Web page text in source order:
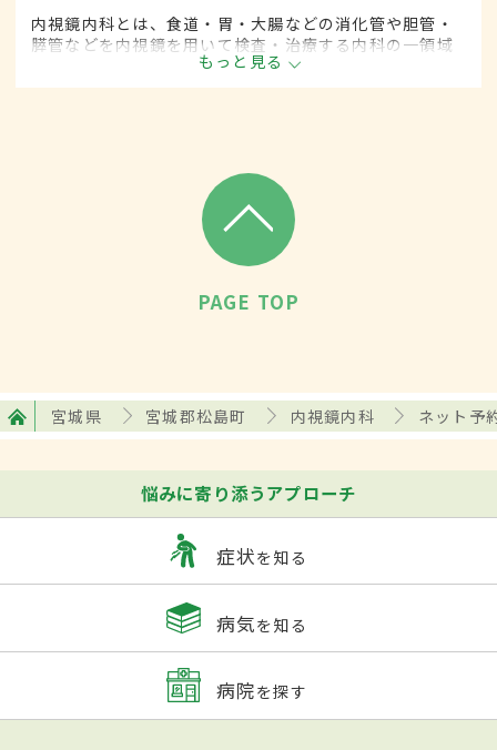
内視鏡内科とは、食道・胃・大腸などの消化管や胆管・
膵管などを内視鏡を用いて検査・治療する内科の一領域
もっと見る
PAGE TOP
宮城県 宮城郡松島町 内視鏡内科 ネット予
悩みに寄り添うアプローチ
症状を知る
病気を知る
病院を探す